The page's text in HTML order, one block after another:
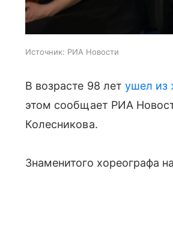
Источник: РИА Новости
В возрасте 98 лет ушел из
этом сообщает РИА
Колесникова.
Знаменитого хореографа